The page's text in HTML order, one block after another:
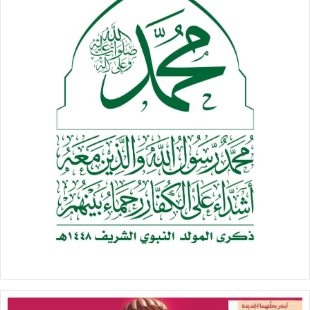
وأضاف المصدران، وهما على دراية بالمناقشات، أنه قد يقع الاختيار
على إحدى أسواق الأسهم الثلاث أو اثنتين أو ربما الثلاث جميعها
والقائمة القصيرة تعني أن طوكيو وسنغافورة وتورونتو لم تعد
مرشحة لما سيكون على الأرجح أكبر طرح عام أولي في العالم.
وقد تجمع الرياض ما يصل إلى 100 مليار دولار من بيع حصة قدرها
وقال المصدران إن ولي العهد السعودي، الأمير «محمد بن سلمان»،
لم يتخذ قراراً نهائياً حتى الآن.
المصدر | رويترز .